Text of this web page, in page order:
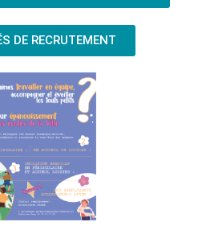
DE RECRUTEMENT